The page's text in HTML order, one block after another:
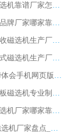
2026平板磁选机靠谱厂家怎么选？华体会手机网页版-华体会(中国) 凭硬实力甄选合作品牌
2026磁选机品牌厂家哪家靠谱?行业优选华体会手机网页版-华体会(中国) 实力出众
2026尾矿回收磁选机生产厂家哪家好_行业推荐华体会手机网页版-华体会(中国)
2026靠谱湿式磁选机生产厂家推荐 华体会手机网页版-华体会(中国) 技术与实力兼具
2026 潍坊华体会手机网页版-华体会(中国) _矿用 RCT永磁滚筒提纯设备 厂家实力与应用优势全解析
2026永磁平板磁选机专业制造 华体会手机网页版-华体会(中国) 靠谱生产厂家
2026河沙磁选机厂家哪家靠谱?华体会手机网页版-华体会(中国) 优质河沙磁选机厂家推荐
2026 干选磁选机厂家盘点_华体会手机网页版-华体会(中国) 靠谱品牌选型指南